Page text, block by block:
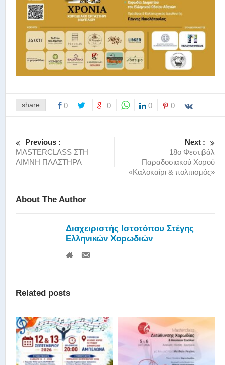
share 0 0 0 0
Previous :
ΜASTERCLASS ΣΤΗ
ΛΙΜΝΗ ΠΛΑΣΤΗΡΑ
Next :
18ο Φεστιβάλ
Παραδοσιακού Χορού
«Καλοκαίρι & πολιτισμός»
About The Author
Διαχειριστής Ιστοτόπου Στέγης
Ελληνικών Χορωδιών
Related posts